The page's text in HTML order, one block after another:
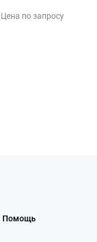
Цена по запросу
Помощь